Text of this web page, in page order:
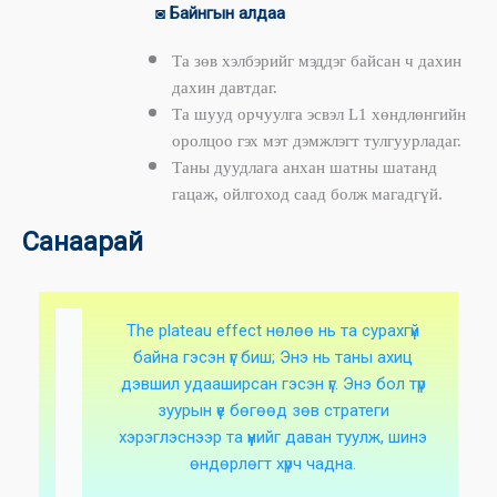
◙ Байнгын алдаа
Та зөв хэлбэрийг мэддэг байсан ч дахин
дахин давтдаг.
Та шууд орчуулга эсвэл L1 хөндлөнгийн
оролцоо гэх мэт дэмжлэгт тулгуурладаг.
Таны дуудлага анхан шатны шатанд
гацаж, ойлгоход саад болж магадгүй.
Санаарай
The plateau effect нөлөө нь та сурахгүй
байна гэсэн үг биш; Энэ нь таны ахиц
дэвшил удааширсан гэсэн үг. Энэ бол түр
зуурын үе бөгөөд зөв стратеги
хэрэглэснээр та үүнийг даван туулж, шинэ
өндөрлөгт хүрч чадна.